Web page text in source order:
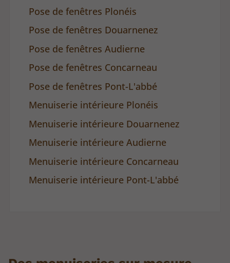
Pose de fenêtres Plonéis
Pose de fenêtres Douarnenez
Pose de fenêtres Audierne
Pose de fenêtres Concarneau
Pose de fenêtres Pont-L'abbé
Menuiserie intérieure Plonéis
Menuiserie intérieure Douarnenez
Menuiserie intérieure Audierne
Menuiserie intérieure Concarneau
Menuiserie intérieure Pont-L'abbé